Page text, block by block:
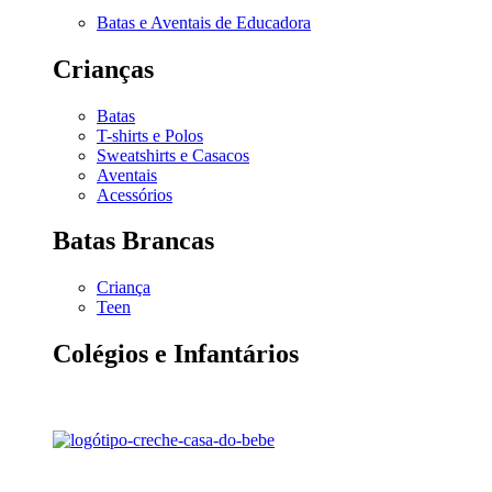
Batas e Aventais de Educadora
Crianças
Batas
T-shirts e Polos
Sweatshirts e Casacos
Aventais
Acessórios
Batas Brancas
Criança
Teen
Colégios e Infantários